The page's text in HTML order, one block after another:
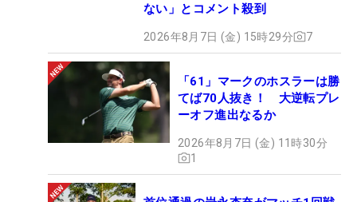
ない」とコメント殺到
2026年8月7日 (金) 15時29分 7
「61」マークのホスラーは勝
てば70人抜き！ 大逆転プレ
ーオフ進出なるか
2026年8月7日 (金) 11時30分
1